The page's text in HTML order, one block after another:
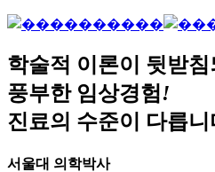
학술적 이론이 뒷받침
풍부한 임상경험!
진료의 수준이 다릅니
서울대 의학박사